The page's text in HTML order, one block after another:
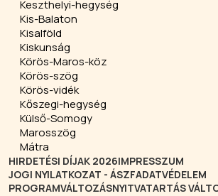
Keszthelyi-hegység
Kis-Balaton
Kisalföld
Kiskunság
Körös-Maros-köz
Körös-szög
Körös-vidék
Kőszegi-hegység
Külső-Somogy
Marosszög
Mátra
HIRDETÉSI DÍJAK 2026IMPRESSZUM
JOGI NYILATKOZAT - ÁSZFADATVÉDELEM
PROGRAMVÁLTOZÁSNYITVATARTÁS